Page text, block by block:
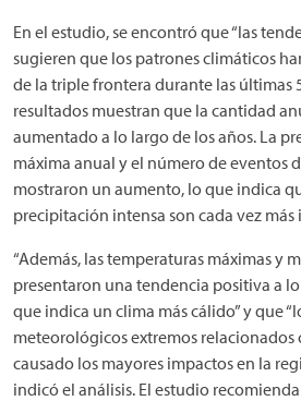
En el estudio, se encontró que “las
sugieren que los patrones climáticos
de la triple frontera durante las últimas
resultados muestran que la cantidad
aumentado a lo largo de los años. La
máxima anual y el número de eventos
mostraron un aumento, lo que indica
precipitación intensa son cada vez más
“Además, las temperaturas máximas y
presentaron una tendencia positiva a
que indica un clima más cálido” y que
meteorológicos extremos relacionados
causado los mayores impactos en la
indicó el análisis. El estudio